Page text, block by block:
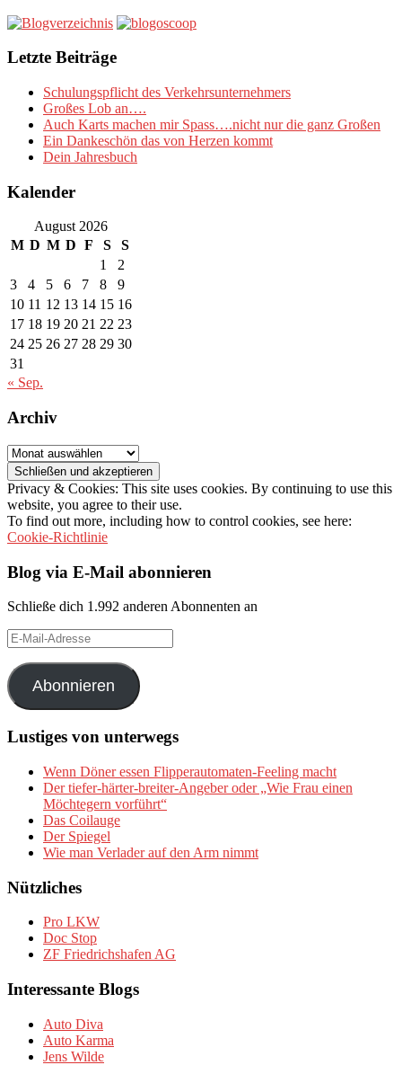
Letzte Beiträge
Schulungspflicht des Verkehrsunternehmers
Großes Lob an….
Auch Karts machen mir Spass….nicht nur die ganz Großen
Ein Dankeschön das von Herzen kommt
Dein Jahresbuch
Kalender
August 2026
M D M D F S
S
1
2
3
4 5 6 7 8
9
10 11 12 13 14 15 16
17 18 19 20 21 22 23
24 25 26 27 28 29 30
31
« Sep.
Archiv
Archiv
Privacy & Cookies: This site uses cookies. By continuing to use this
website, you agree to their use.
To find out more, including how to control cookies, see here:
Cookie-Richtlinie
Blog via E-Mail abonnieren
Schließe dich 1.992 anderen Abonnenten an
E-
Mail-
Adresse
Abonnieren
Lustiges von unterwegs
Wenn Döner essen Flipperautomaten-Feeling macht
Der tiefer-härter-breiter-Angeber oder „Wie Frau einen
Möchtegern vorführt“
Das Coilauge
Der Spiegel
Wie man Verlader auf den Arm nimmt
Nützliches
Pro LKW
Doc Stop
ZF Friedrichshafen AG
Interessante Blogs
Auto Diva
Auto Karma
Jens Wilde